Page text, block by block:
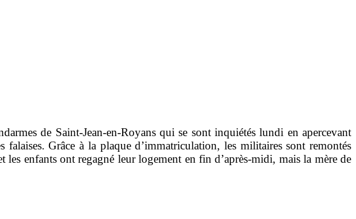
de Saint-Jean-en-Royans qui se sont inquiétés lundi en apercevant
Grâce à la plaque d’immatriculation, les militaires sont remontés
les enfants ont regagné leur logement en fin d’après-midi, mais la mère de